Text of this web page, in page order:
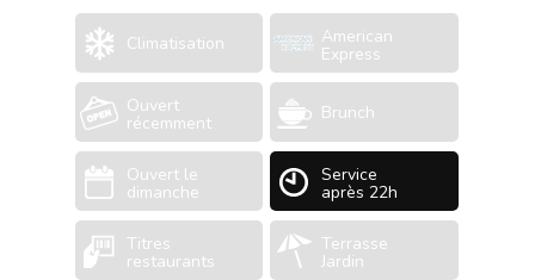
Climatisation American
Express
Ouvert
récemment Brunch
Ouvert le
dimanche
Service
après 22h
Titres
restaurants
Terrasse
Jardin